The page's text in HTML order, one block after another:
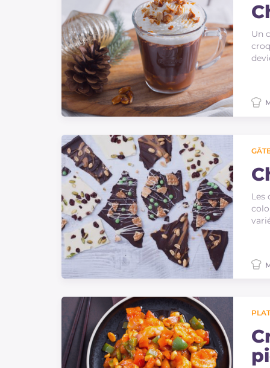
IT Website
Instagram
YouTube
Un
Les